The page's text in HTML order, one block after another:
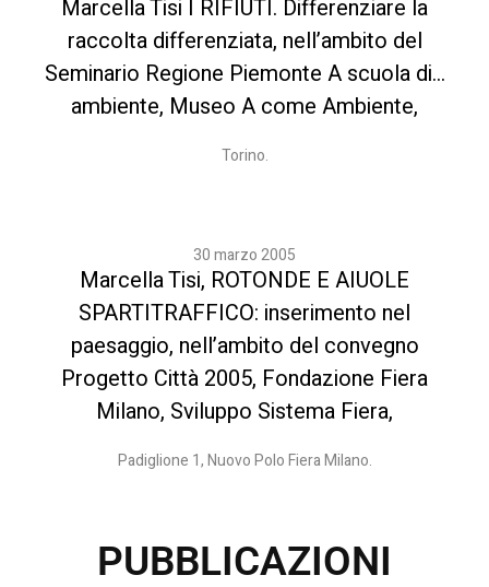
Marcella Tisi I RIFIUTI. Differenziare la
raccolta differenziata, nell’ambito del
Seminario Regione Piemonte A scuola di…
ambiente, Museo A come Ambiente,
Torino.
30 marzo 2005
Marcella Tisi, ROTONDE E AIUOLE
SPARTITRAFFICO: inserimento nel
paesaggio, nell’ambito del convegno
Progetto Città 2005, Fondazione Fiera
Milano, Sviluppo Sistema Fiera,
Padiglione 1, Nuovo Polo Fiera Milano.
PUBBLICAZIONI